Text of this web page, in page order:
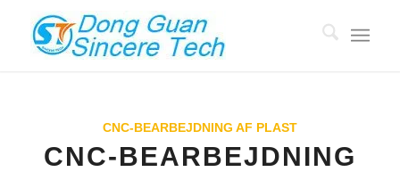
CNC-BEARBEJDNING AF PLAST
CNC-BEARBEJDNING